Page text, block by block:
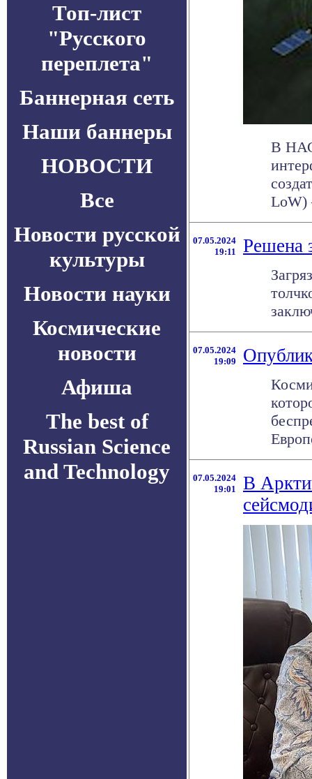
Топ-лист
"Русского
переплета"
Баннерная сеть
Наши баннеры
НОВОСТИ
Все
Новости русской
культуры
Новости науки
Космические
новости
Афиша
The best of
Russian Science
and Technology
В
07.05.2024
19:11
Решена
07.05.2024
19:09
07.05.2024
19:01
В